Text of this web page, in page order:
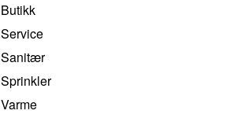
Butikk
Service
Sanitær
Sprinkler
Varme